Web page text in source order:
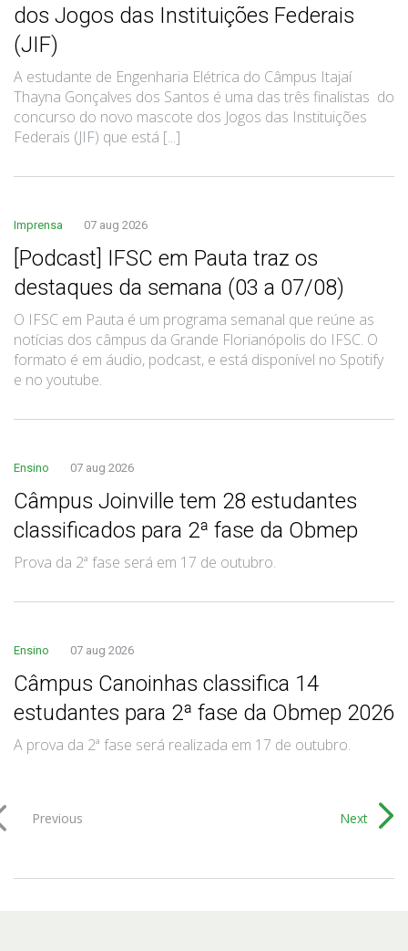
dos Jogos das Instituições Federais
(JIF)
A estudante de Engenharia Elétrica do Câmpus Itajaí
Thayna Gonçalves dos Santos é uma das três finalistas do
concurso do novo mascote dos Jogos das Instituições
Federais (JIF) que está [...]
Imprensa 07 aug 2026
[Podcast] IFSC em Pauta traz os
destaques da semana (03 a 07/08)
O IFSC em Pauta é um programa semanal que reúne as
notícias dos câmpus da Grande Florianópolis do IFSC. O
formato é em áudio, podcast, e está disponível no Spotify
e no youtube.
Ensino 07 aug 2026
Câmpus Joinville tem 28 estudantes
classificados para 2ª fase da Obmep
Prova da 2ª fase será em 17 de outubro.
Ensino 07 aug 2026
Câmpus Canoinhas classifica 14
estudantes para 2ª fase da Obmep 2026
A prova da 2ª fase será realizada em 17 de outubro.
Previous Next